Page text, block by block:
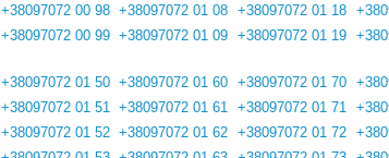
+38097072 00 98
+38097072 00 99
+38097072 01 08
+38097072 01 09
+38097072 01 18
+38097072 01 19
+38097072 01 50
+38097072 01 51
+38097072 01 52
+38097072 01 60
+38097072 01 61
+38097072 01 62
+38097072 01 70
+38097072 01 71
+38097072 01 72